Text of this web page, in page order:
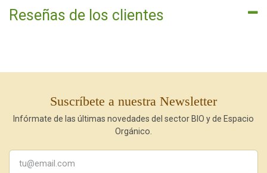
Reseñas de los clientes
Suscríbete a nuestra Newsletter
Infórmate de las últimas novedades del sector BIO y de Espacio
Orgánico.